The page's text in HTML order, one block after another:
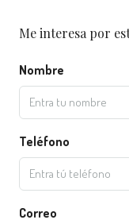
Me interesa por
Nombre
Teléfono
Correo